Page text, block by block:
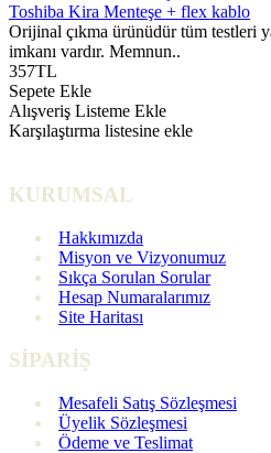
Toshiba Kira Menteşe + flex kablo
Orijinal çıkma ürünüdür tüm testleri
imkanı vardır. Memnun..
357TL
Sepete Ekle
Alışveriş Listeme Ekle
Karşılaştırma listesine ekle
KURUMSAL
Hakkımızda
Misyon ve Vizyonumuz
Sıkça Sorulan Sorular
Hesap Numaralarımız
Site Haritası
SİPARİŞ
Mesafeli Satış Sözleşmesi
Üyelik Sözleşmesi
Ödeme ve Teslimat